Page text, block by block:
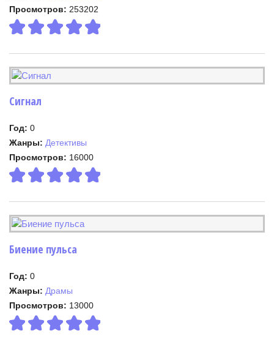
Просмотров: 253202
Сигнал
Год: 0
Жанры: Детективы
Просмотров: 16000
Биение пульса
Год: 0
Жанры: Драмы
Просмотров: 13000